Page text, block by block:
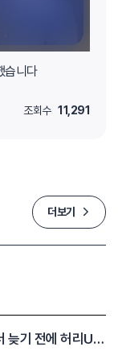
습니다
조회수 11,291
더보기
SBS ‘일요 특선 다큐멘터리 – 내 몸의 중심, 더 늦기 전에 허리UP’ 방송 안내